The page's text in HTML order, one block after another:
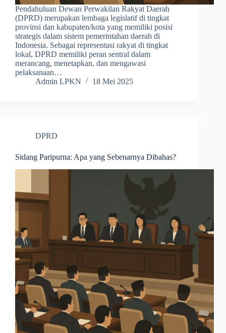
Pendahuluan Dewan Perwakilan Rakyat Daerah
(DPRD) merupakan lembaga legislatif di tingkat
provinsi dan kabupaten/kota yang memiliki posisi
strategis dalam sistem pemerintahan daerah di
Indonesia. Sebagai representasi rakyat di tingkat
lokal, DPRD memiliki peran sentral dalam
merancang, menetapkan, dan mengawasi
pelaksanaan…
Admin LPKN
18 Mei 2025
DPRD
Sidang Paripurna: Apa yang Sebenarnya Dibahas?